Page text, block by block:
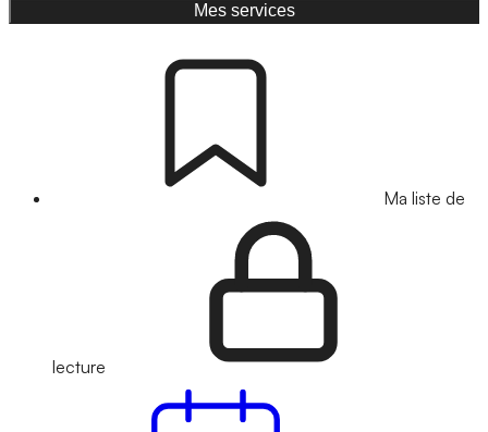
Mes services
Ma liste de
lecture